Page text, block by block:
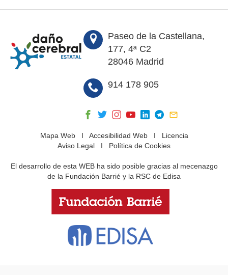
Paseo de la Castellana,
177, 4ª C2
28046 Madrid
914 178 905
Mapa WebI Accesibilidad WebI Licencia
Aviso Legal I Política de Cookies
El desarrollo de esta WEB ha sido posible gracias al mecenazgo
de la Fundación Barrié y la RSC de Edisa